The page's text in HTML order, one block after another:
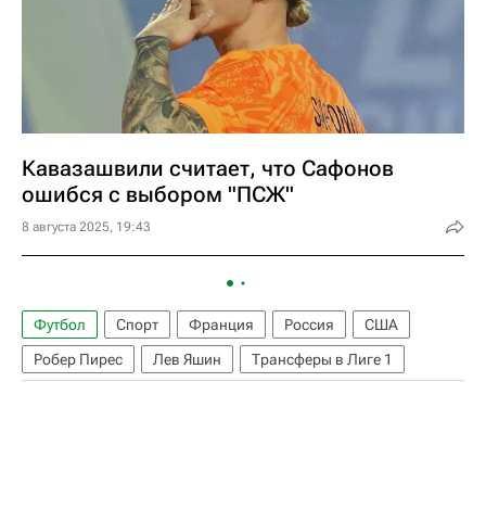
Кавазашвили считает, что Сафонов
ошибся с выбором "ПСЖ"
8 августа 2025, 19:43
Футбол Спорт Франция Россия
США
Робер Пирес
Лев Яшин Трансферы в Лиге 1